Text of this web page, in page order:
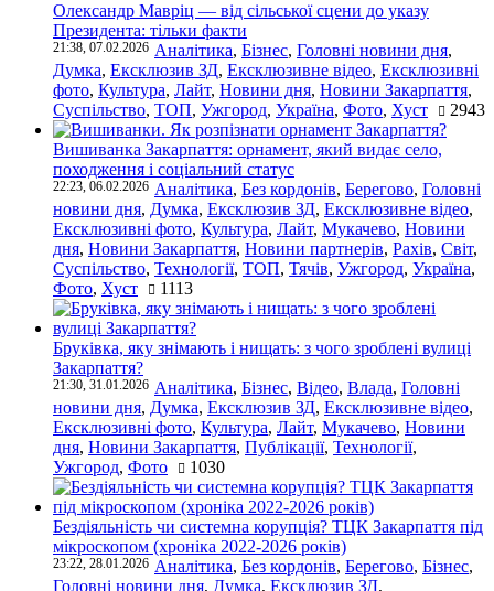
Олександр Мавріц — від сільської сцени до указу
Президента: тільки факти
21:38, 07.02.2026 Аналітика, Бізнес, Головні новини дня,
Думка, Ексклюзив ЗД, Ексклюзивне відео, Ексклюзивні
фото, Культура, Лайт, Новини дня, Новини Закарпаття,
Суспільство, ТОП, Ужгород, Україна, Фото, Хуст 2943
Вишиванка Закарпаття: орнамент, який видає село,
походження і соціальний статус
22:23, 06.02.2026 Аналітика, Без кордонів, Берегово, Головні
новини дня, Думка, Ексклюзив ЗД, Ексклюзивне відео,
Ексклюзивні фото, Культура, Лайт, Мукачево, Новини
дня, Новини Закарпаття, Новини партнерів, Рахів, Світ,
Суспільство, Технології, ТОП, Тячів, Ужгород, Україна,
Фото, Хуст 1113
Бруківка, яку знімають і нищать: з чого зроблені вулиці
Закарпаття?
21:30, 31.01.2026 Аналітика, Бізнес, Відео, Влада, Головні
новини дня, Думка, Ексклюзив ЗД, Ексклюзивне відео,
Ексклюзивні фото, Культура, Лайт, Мукачево, Новини
дня, Новини Закарпаття, Публікації, Технології,
Ужгород, Фото 1030
Бездіяльність чи системна корупція? ТЦК Закарпаття під
мікроскопом (хроніка 2022-2026 років)
23:22, 28.01.2026 Аналітика, Без кордонів, Берегово, Бізнес,
Головні новини дня, Думка, Ексклюзив ЗД,